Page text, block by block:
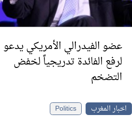
عضو الفيدرالي الأمريكي يدعو
لرفع الفائدة تدريجياً لخفض
التضخم
اخبار المغرب
Politics